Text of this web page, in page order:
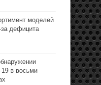
моделей
за дефицита
19 в восьми